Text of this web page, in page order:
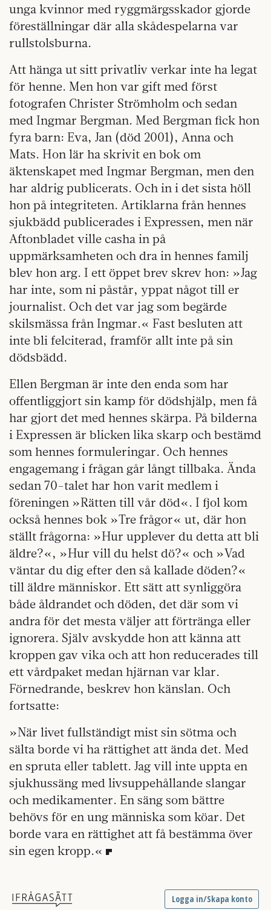
unga kvinnor med ryggmärgsskador gjorde
föreställningar där alla skådespelarna var
rullstolsburna.
Att hänga ut sitt privatliv verkar inte ha legat
för henne. Men hon var gift med först
fotografen Christer Strömholm och sedan
med Ingmar Bergman. Med Bergman fick hon
fyra barn: Eva, Jan (död 2001), Anna och
Mats. Hon lär ha skrivit en bok om
äktenskapet med Ingmar Bergman, men den
har aldrig publicerats. Och in i det sista höll
hon på integriteten. Artiklarna från hennes
sjukbädd publicerades i Expressen, men när
Aftonbladet ville casha in på
uppmärksamheten och dra in hennes familj
blev hon arg. I ett öppet brev skrev hon: »Jag
har inte, som ni påstår, yppat något till er
journalist. Och det var jag som begärde
skilsmässa från Ingmar.« Fast besluten att
inte bli felciterad, framför allt inte på sin
dödsbädd.
Ellen Bergman är inte den enda som har
offentliggjort sin kamp för dödshjälp, men få
har gjort det med hennes skärpa. På bilderna
i Expressen är blicken lika skarp och bestämd
som hennes formuleringar. Och hennes
engagemang i frågan går långt tillbaka. Ända
sedan 70-talet har hon varit medlem i
föreningen »Rätten till vår död«. I fjol kom
också hennes bok »Tre frågor« ut, där hon
ställt frågorna: »Hur upplever du detta att bli
äldre?«, »Hur vill du helst dö?« och »Vad
väntar du dig efter den så kallade döden?«
till äldre människor. Ett sätt att synliggöra
både åldrandet och döden, det där som vi
andra för det mesta väljer att förtränga eller
ignorera. Själv avskydde hon att känna att
kroppen gav vika och att hon reducerades till
ett vårdpaket medan hjärnan var klar.
Förnedrande, beskrev hon känslan. Och
fortsatte:
»När livet fullständigt mist sin sötma och
sälta borde vi ha rättighet att ända det. Med
en spruta eller tablett. Jag vill inte uppta en
sjukhussäng med livsuppehållande slangar
och medikamenter. En säng som bättre
behövs för en ung människa som köar. Det
borde vara en rättighet att få bestämma över
sin egen kropp.«